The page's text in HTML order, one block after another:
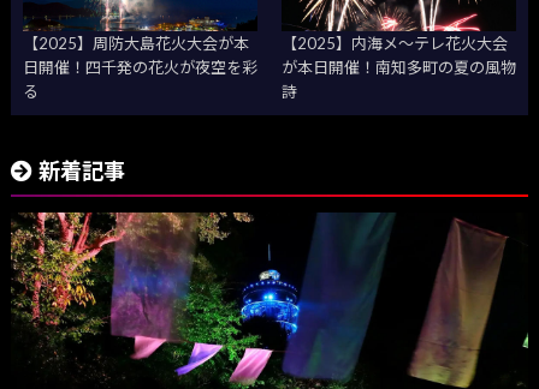
【2025】周防大島花火大会が本
日開催！四千発の花火が夜空を彩
る
【2025】内海メ～テレ花火大会
が本日開催！南知多町の夏の風物
詩
新着記事